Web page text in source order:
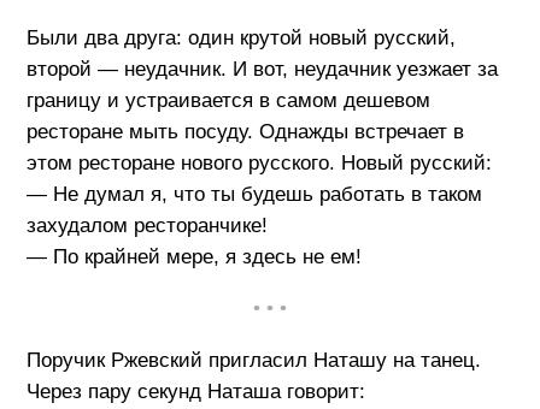
Были два друга: один крутой новый русский,
второй — неудачник. И вот, неудачник уезжает за
границу и устраивается в самом дешевом
ресторане мыть посуду. Однажды встречает в
этом ресторане нового русского. Новый русский:
— Не думал я, что ты будешь работать в таком
захудалом ресторанчике!
— По крайней мере, я здесь не ем!
• • •
Поручик Ржевский пригласил Наташу на танец.
Через пару секунд Наташа говорит: